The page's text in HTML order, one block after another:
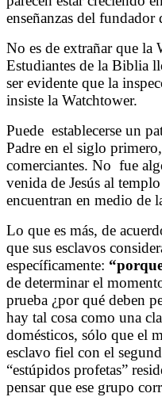
enseñanzas del fundador
No es de extrañar que la
Estudiantes de la Biblia
ser evidente que la
insiste la Watchtower.
Puede establecerse un
Padre en el siglo
comerciantes. No fue
venida de Jesús al
encuentran en medio de
Lo que es más, de
que sus esclavos
específicamente:
de determinar el
prueba ¿por qué deben
hay tal cosa como una
domésticos, sólo que el
esclavo fiel con el
“estúpidos profetas”
pensar que ese grupo